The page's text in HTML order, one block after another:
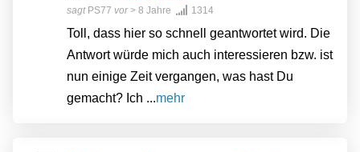
sagt PS77 vor> 8 Jahre 1314
Toll, dass hier so schnell geantwortet wird. Die
Antwort würde mich auch interessieren bzw. ist
nun einige Zeit vergangen, was hast Du
gemacht? Ich ...mehr